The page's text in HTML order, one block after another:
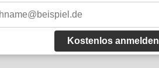
Kostenlos anmelden